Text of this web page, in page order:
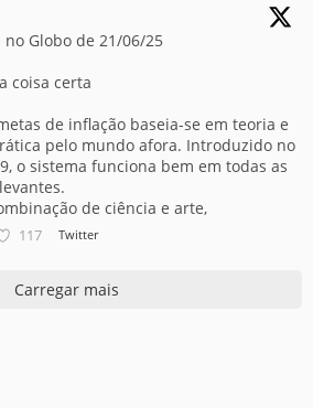
Globo de 21/06/25
coisa certa
de inflação baseia-se em teoria e
pelo mundo afora. Introduzido no
o sistema funciona bem em todas as
de ciência e arte,
117 Twitter
Carregar mais